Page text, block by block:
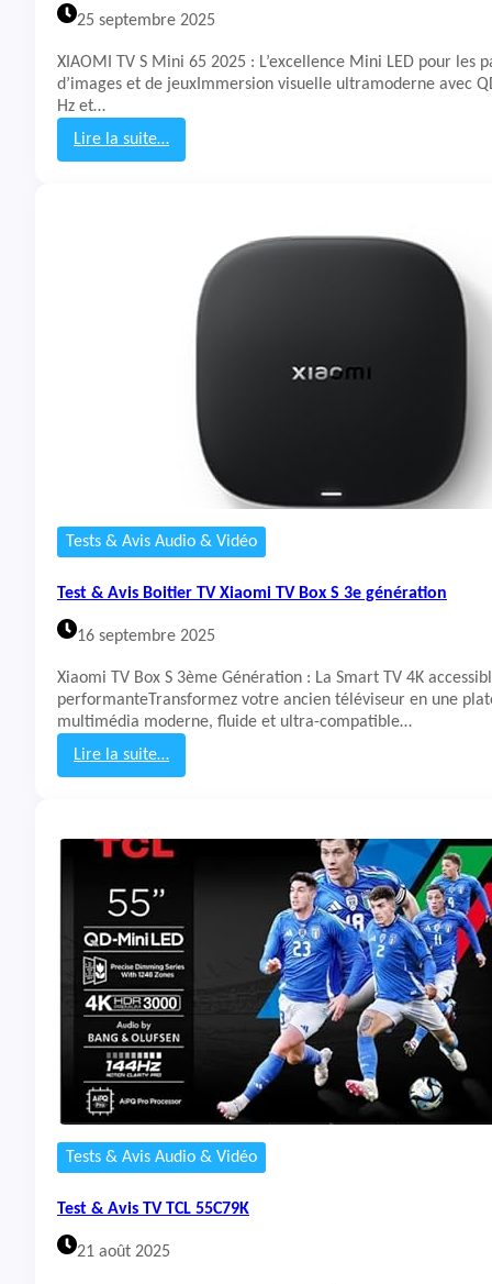
25 septembre 2025
XIAOMI TV S Mini 65 2025 : L’excellence Mini LED pour les
d’images et de jeuxImmersion visuelle ultramoderne avec
Hz et…
Lire la suite…
:
V
S
i
i
E
D
6
5
2
5
Tests & Avis Audio & Vidéo
Test & Avis Boitier TV Xiaomi TV Box S 3e génération
16 septembre 2025
Xiaomi TV Box S 3ème Génération : La Smart TV 4K
performanteTransformez votre ancien téléviseur en une
multimédia moderne, fluide et ultra-compatible…
Lire la suite…
:
s
t
v
i
s
B
o
i
i
e
r
T
V
i
o
Tests & Avis Audio & Vidéo
Test & Avis TV TCL 55C79K
21 août 2025